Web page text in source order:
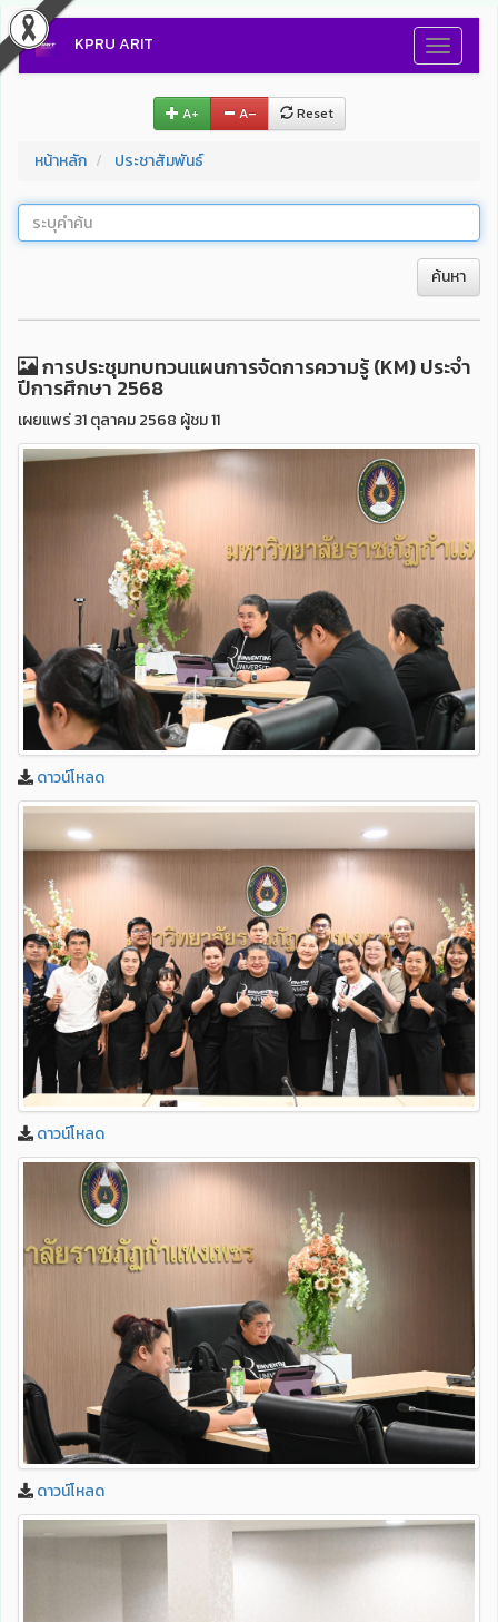
Toggle
KPRU ARIT
A+ A– Reset
หน้าหลัก ประชาสัมพันธ์
ค้นหา
การประชุมทบทวนแผนการจัดการความรู้ (KM) ประจำ
ปีการศึกษา 2568
เผยแพร่ 31 ตุลาคม 2568 ผู้ชม 11
ดาวน์โหลด
ดาวน์โหลด
ดาวน์โหลด